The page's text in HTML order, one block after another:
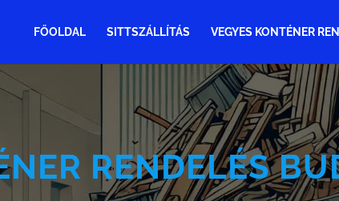
FŐOLDAL SITTSZÁLLÍTÁS VEGYES KONTÉNER
RENDELÉS